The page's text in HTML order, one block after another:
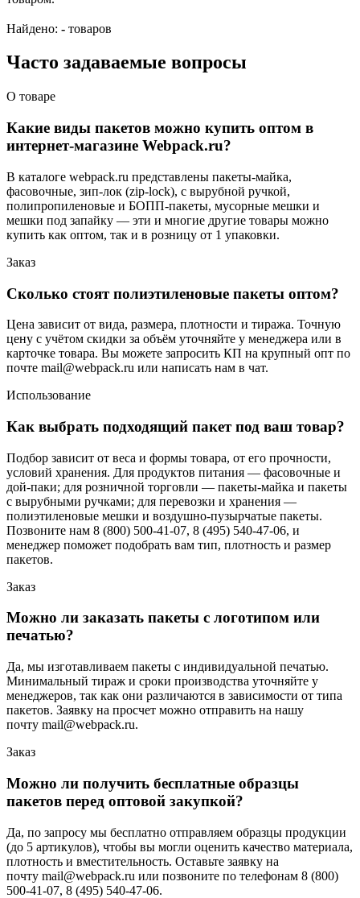
Найдено: - товаров
Часто задаваемые вопросы
О товаре
Какие виды пакетов можно купить оптом в
интернет-магазине Webpack.ru?
В каталоге webpack.ru представлены пакеты-майка,
фасовочные, зип-лок (zip-lock), с вырубной ручкой,
полипропиленовые и БОПП-пакеты, мусорные мешки и
мешки под запайку — эти и многие другие товары можно
купить как оптом, так и в розницу от 1 упаковки.
Заказ
Сколько стоят полиэтиленовые пакеты оптом?
Цена зависит от вида, размера, плотности и тиража. Точную
цену с учётом скидки за объём уточняйте у менеджера или в
карточке товара. Вы можете запросить КП на крупный опт по
почте mail@webpack.ru или написать нам в чат.
Использование
Как выбрать подходящий пакет под ваш товар?
Подбор зависит от веса и формы товара, от его прочности,
условий хранения. Для продуктов питания — фасовочные и
дой-паки; для розничной торговли — пакеты-майка и пакеты
с вырубными ручками; для перевозки и хранения —
полиэтиленовые мешки и воздушно-пузырчатые пакеты.
Позвоните нам 8 (800) 500-41-07, 8 (495) 540-47-06, и
менеджер поможет подобрать вам тип, плотность и размер
пакетов.
Заказ
Можно ли заказать пакеты с логотипом или
печатью?
Да, мы изготавливаем пакеты с индивидуальной печатью.
Минимальный тираж и сроки производства уточняйте у
менеджеров, так как они различаются в зависимости от типа
пакетов. Заявку на просчет можно отправить на нашу
почту mail@webpack.ru.
Заказ
Можно ли получить бесплатные образцы
пакетов перед оптовой закупкой?
Да, по запросу мы бесплатно отправляем образцы продукции
(до 5 артикулов), чтобы вы могли оценить качество материала,
плотность и вместительность. Оставьте заявку на
почту mail@webpack.ru или позвоните по телефонам 8 (800)
500-41-07, 8 (495) 540-47-06.